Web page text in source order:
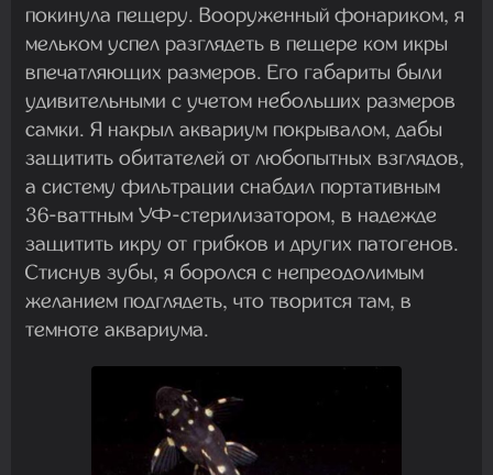
покинула пещеру. Вооруженный фонариком, я
мельком успел разглядеть в пещере ком икры
впечатляющих размеров. Его габариты были
удивительными с учетом небольших размеров
самки. Я накрыл аквариум покрывалом, дабы
защитить обитателей от любопытных взглядов,
а систему фильтрации снабдил портативным
36-ваттным УФ-стерилизатором, в надежде
защитить икру от грибков и других патогенов.
Стиснув зубы, я боролся с непреодолимым
желанием подглядеть, что творится там, в
темноте аквариума.